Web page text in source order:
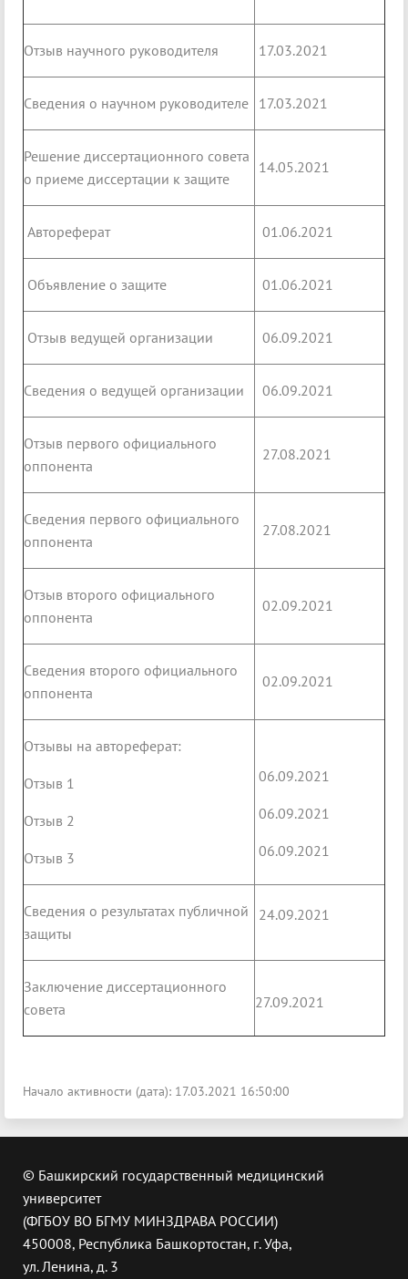
Отзыв научного руководителя 17.03.2021
Сведения о научном руководителе 17.03.2021
Решение диссертационного совета
о приеме диссертации к защите
14.05.2021
Автореферат 01.06.2021
Объявление о защите 01.06.2021
Отзыв ведущей организации 06.09.2021
Сведения о ведущей организации 06.09.2021
Отзыв первого официального
оппонента
27.08.2021
Сведения первого официального
оппонента
27.08.2021
Отзыв второго официального
оппонента
02.09.2021
Сведения второго официального
оппонента
02.09.2021
Отзывы на автореферат:
Отзыв 1
Отзыв 2
Отзыв 3
06.09.2021
06.09.2021
06.09.2021
Сведения о результатах публичной
защиты
24.09.2021
Заключение диссертационного
совета
27.09.2021
Начало активности (дата): 17.03.2021 16:50:00
© Башкирский государственный медицинский
университет
(ФГБОУ ВО БГМУ МИНЗДРАВА РОССИИ)
450008, Республика Башкортостан, г. Уфа,
ул. Ленина, д. 3